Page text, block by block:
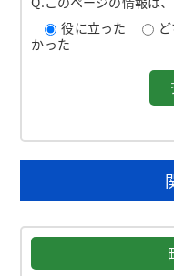
役に立った
かった